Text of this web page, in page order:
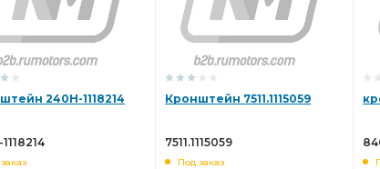
240Н-1118214 Кронштейн 7511.1115059
7511.1115059
Под заказ